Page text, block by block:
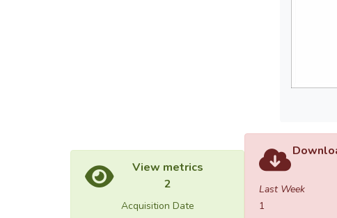
View metrics
2
Acquisition Date
Last Week
1